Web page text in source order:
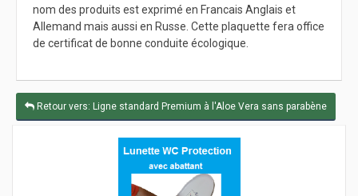
nom des produits est exprimé en Francais Anglais et
Allemand mais aussi en Russe. Cette plaquette fera office
de certificat de bonne conduite écologique.
Retour vers: Ligne standard Premium à l'Aloe Vera sans parabène